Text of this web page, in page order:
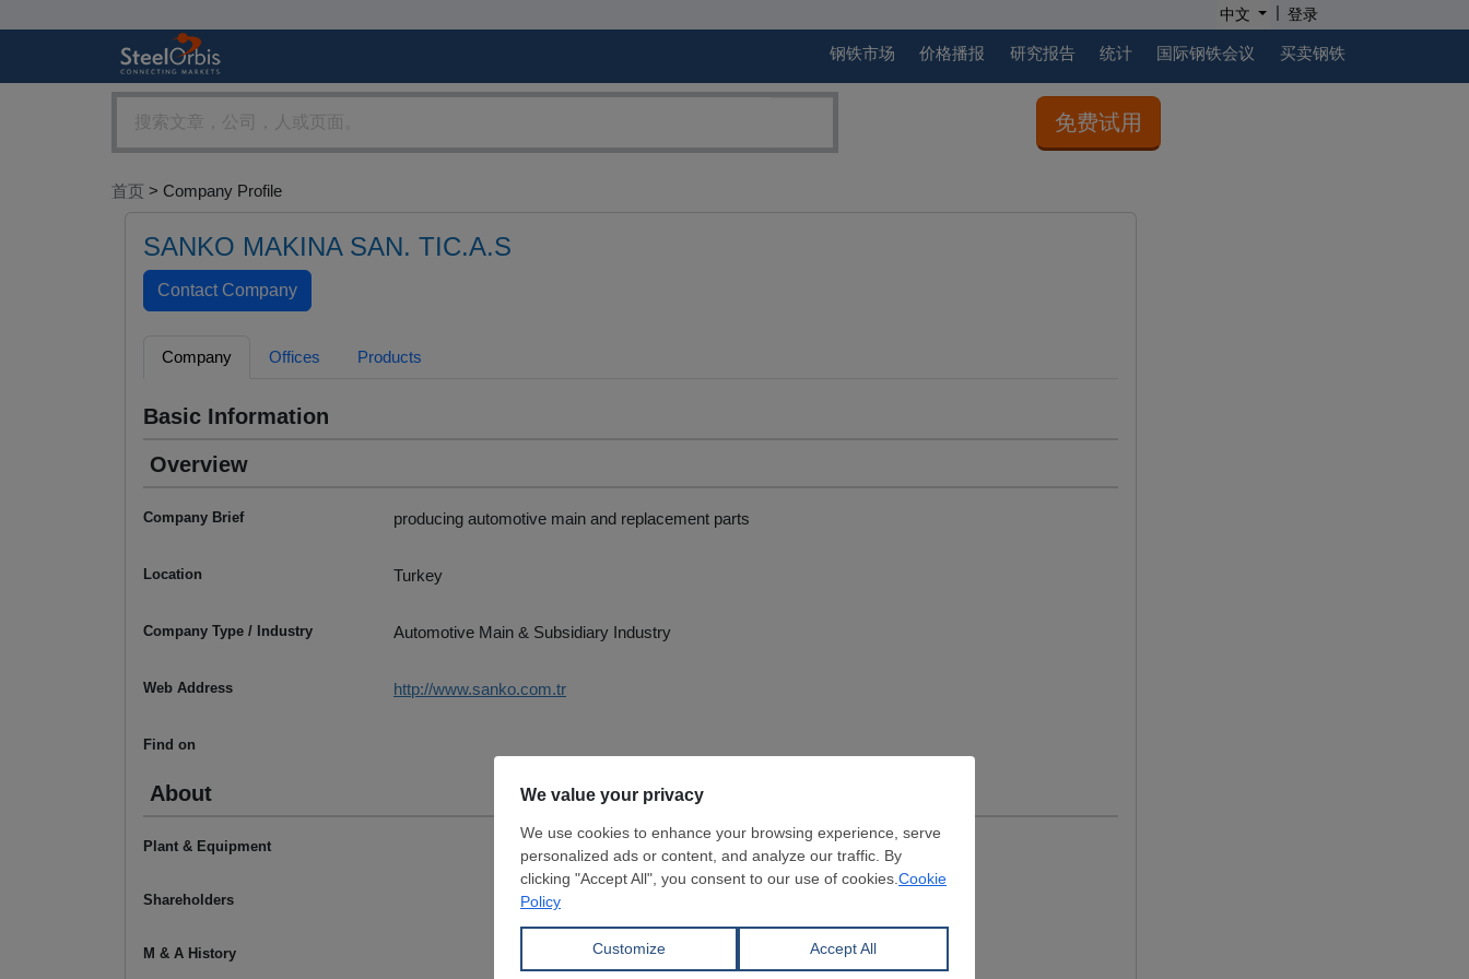
中文 | 登录
钢铁市场 价格播报 研究报告 统计 国际钢铁会议 买卖钢铁
免费试用
首页 > Company Profile
SANKO MAKINA SAN. TIC.A.S
Company Offices Products
Basic Information
Overview
Company Brief producing automotive main and replacement parts
Location Turkey
Company Type / Industry Automotive Main & Subsidiary Industry
Web Address http://www.sanko.com.tr
Find on
About
Plant & Equipment
Shareholders
M & A History